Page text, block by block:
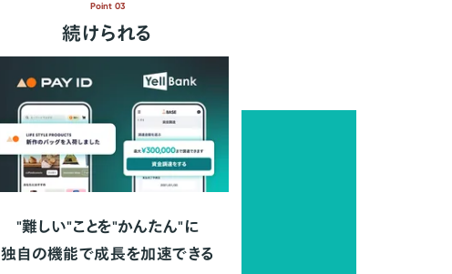
Point 03
続けられる
"難しい"ことを"かんたん"に
独自の機能で成長を加速できる